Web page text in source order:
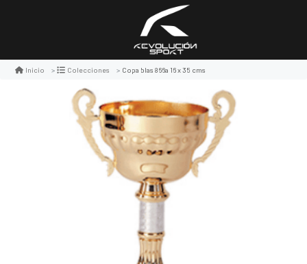
Inicio Colecciones Copa blas 866a 16 x 35 cms